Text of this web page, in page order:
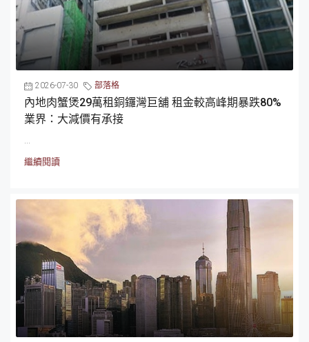
2026-07-30 部落格
內地肉蟹煲29萬租銅鑼灣巨舖 租金較高峰期暴跌80%
業界：大減價有承接
...
繼續閱讀